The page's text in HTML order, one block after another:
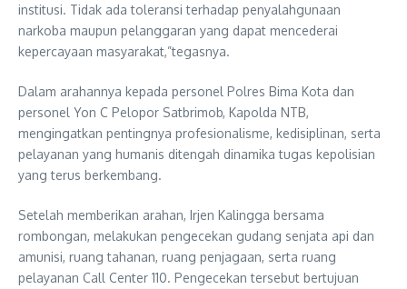
institusi. Tidak ada toleransi terhadap penyalahgunaan
narkoba maupun pelanggaran yang dapat mencederai
kepercayaan masyarakat,”tegasnya.
Dalam arahannya kepada personel Polres Bima Kota dan
personel Yon C Pelopor Satbrimob, Kapolda NTB,
mengingatkan pentingnya profesionalisme, kedisiplinan, serta
pelayanan yang humanis ditengah dinamika tugas kepolisian
yang terus berkembang.
Setelah memberikan arahan, Irjen Kalingga bersama
rombongan, melakukan pengecekan gudang senjata api dan
amunisi, ruang tahanan, ruang penjagaan, serta ruang
pelayanan Call Center 110. Pengecekan tersebut bertujuan